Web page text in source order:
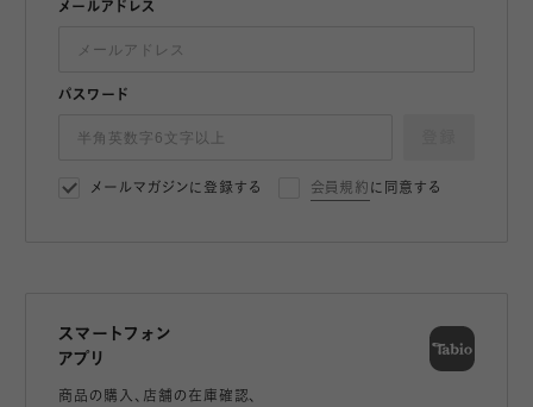
メールアドレス
パスワード
メールマガジンに登録する 会員規約 に同意する
スマートフォン
アプリ
商品の購入、店舗の在庫確認、